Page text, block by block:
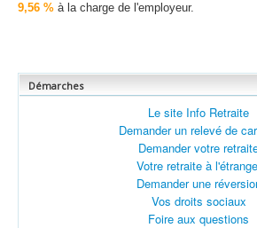
9,56 % à la charge de l'employeur.
Démarches
Le site Info Retraite
Demander un relevé de
Demander votre
Votre retraite à
Demander une
Vos droits sociaux
Foire aux questions